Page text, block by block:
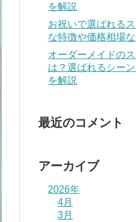
を解説
お祝いで選ばれる
な特徴や価格相場
オーダーメイドの
は？選ばれるシー
を解説
最近のコメント
アーカイブ
2026年
4月
3月